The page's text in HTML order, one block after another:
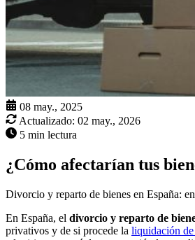
08 may., 2025
Actualizado: 02 may., 2026
5 min lectura
¿Cómo afectarían tus
Divorcio y reparto de bienes en España:
En España, el divorcio y reparto de
privativos y de si procede la liquidación de